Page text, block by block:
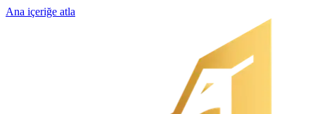
Ana içeriğe atla